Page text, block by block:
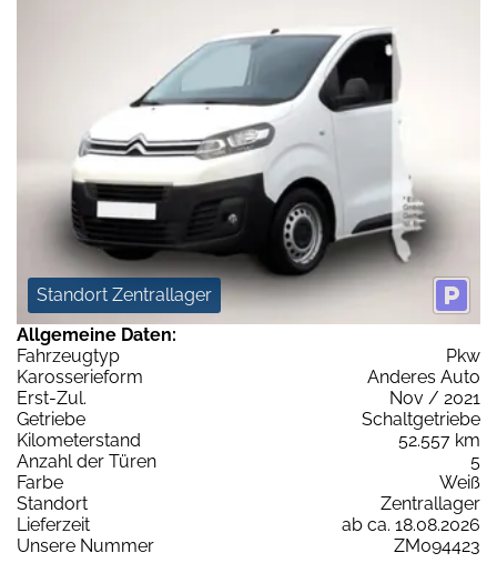
Standort Zentrallager
Allgemeine Daten:
Fahrzeugtyp
Pkw
Karosserieform
Anderes Auto
Erst-Zul.
Nov / 2021
Getriebe
Schaltgetriebe
Kilometerstand
52.557 km
Anzahl der Türen
5
Farbe
Weiß
Standort
Zentrallager
Lieferzeit
ab ca. 18.08.2026
Unsere Nummer
ZM094423